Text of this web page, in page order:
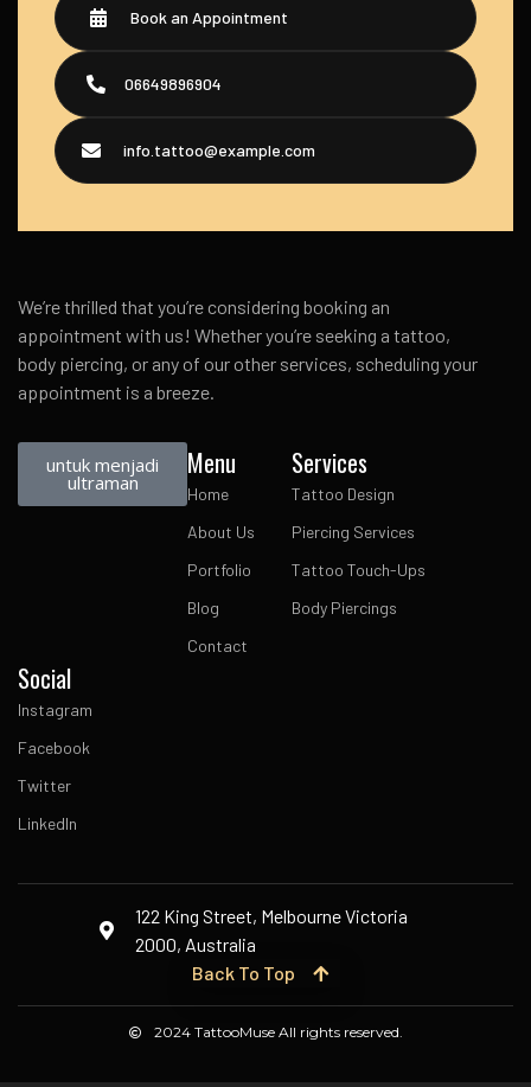
Book an Appointment
06649896904
info.tattoo@example.com
We’re thrilled that you’re considering booking an
appointment with us! Whether you’re seeking a tattoo,
body piercing, or any of our other services, scheduling your
appointment is a breeze.
untuk menjadi
ultraman
Menu
Home
About Us
Portfolio
Blog
Contact
Services
Tattoo Design
Piercing Services
Tattoo Touch-Ups
Body Piercings
Social
Instagram
Facebook
Twitter
LinkedIn
122 King Street, Melbourne Victoria
2000, Australia
Back To Top
2024 TattooMuse All rights reserved.